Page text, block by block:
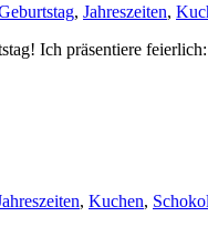
, Jahreszeiten,
Ich präsentiere
, Kuchen,